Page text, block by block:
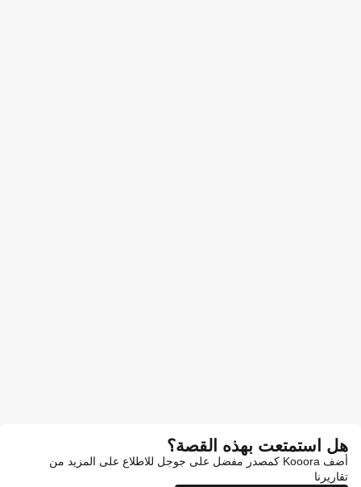
هل استمتعت بهذه القصة؟
أضف Kooora كمصدر مفضل على جوجل للاطلاع على المزيد من
تقاريرنا